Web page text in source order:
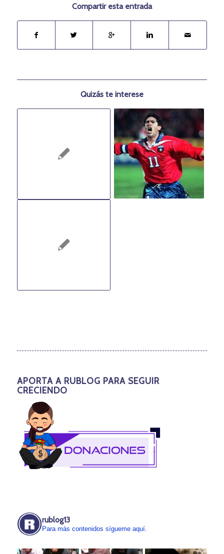
Compartir esta entrada
Quizás te interese
APORTA A RUBLOG PARA SEGUIR
CRECIENDO
rublog13
Para más contenidos sígueme aquí.